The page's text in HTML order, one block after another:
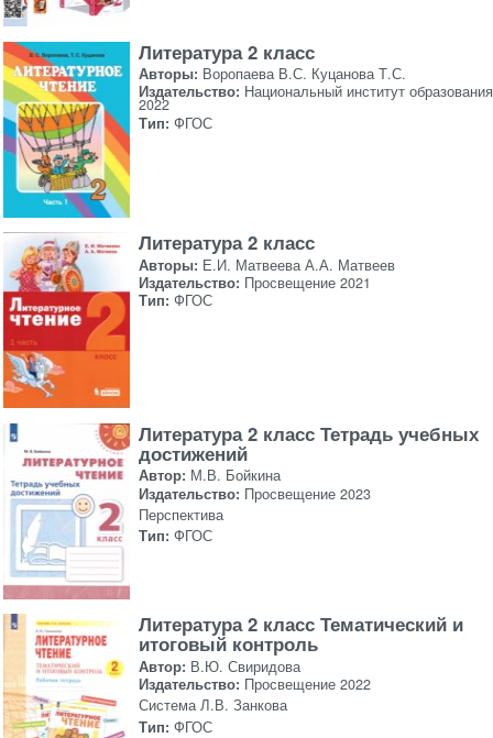
Литература 2 класс
Авторы: Воропаева В.С. Куцанова Т.С.
Издательство: Национальный институт образования
2022
Тип: ФГОС
Литература 2 класс
Авторы: Е.И. Матвеева А.А. Матвеев
Издательство: Просвещение 2021
Тип: ФГОС
Литература 2 класс Тетрадь учебных
достижений
Автор: М.В. Бойкина
Издательство: Просвещение 2023
Перспектива
Тип: ФГОС
Литература 2 класс Тематический и
итоговый контроль
Автор: В.Ю. Свиридова
Издательство: Просвещение 2022
Система Л.В. Занкова
Тип: ФГОС